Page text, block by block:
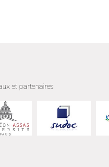
et partenaires